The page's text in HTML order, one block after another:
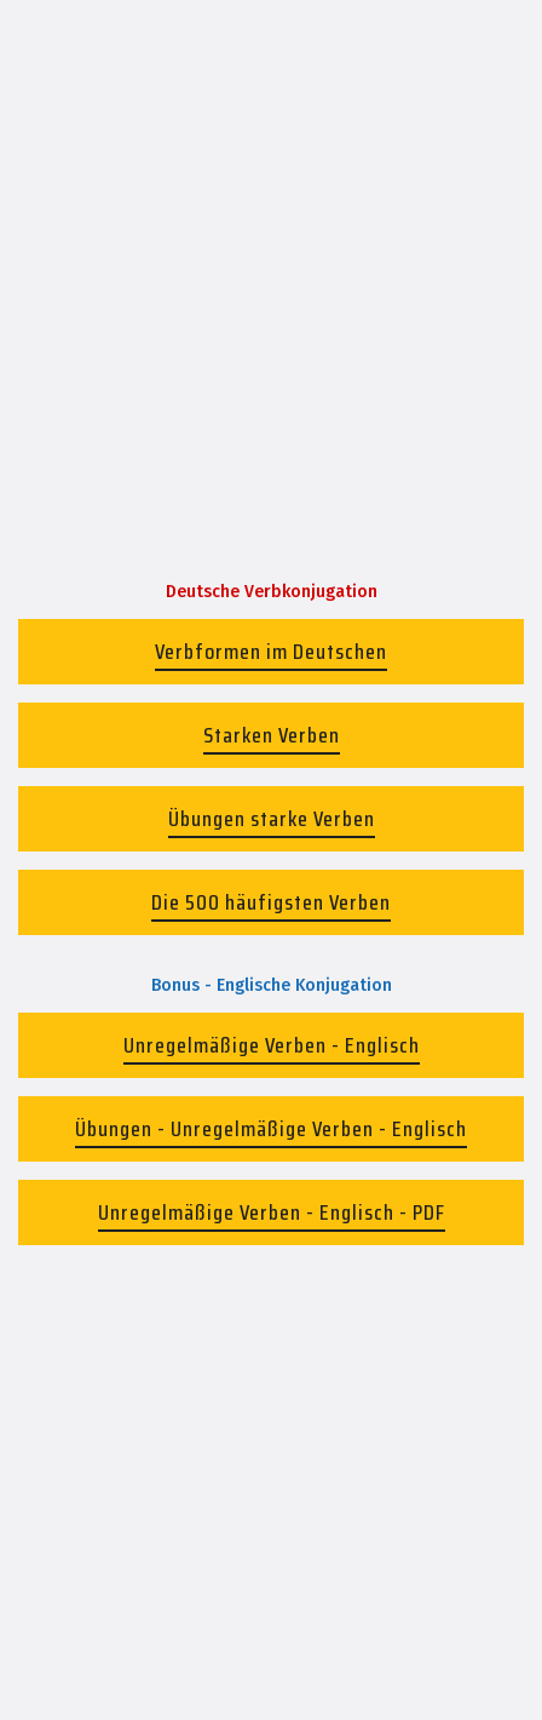
Deutsche Verbkonjugation
Verbformen im Deutschen
Starken Verben
Übungen starke Verben
Die 500 häufigsten Verben
Bonus - Englische Konjugation
Unregelmäßige Verben - Englisch
Übungen - Unregelmäßige Verben - Englisch
Unregelmäßige Verben - Englisch - PDF